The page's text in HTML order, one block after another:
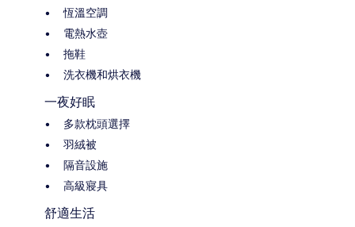
恆溫空調
電熱水壺
拖鞋
洗衣機和烘衣機
一夜好眠
多款枕頭選擇
羽絨被
隔音設施
高級寢具
舒適生活